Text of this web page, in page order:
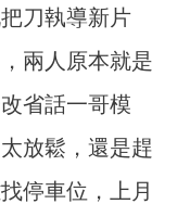
刀執導新片
兩人原本就是
省話一哥模
放鬆，還是趕
停車位，上月